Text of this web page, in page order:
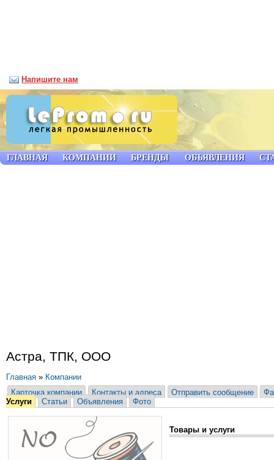
Астра, ТПК, ООО
Главная » Компании
Карточка компании
Контакты и адреса Отправить сообщение
Услуги
Статьи Объявления Фото
Товары и услуги
ГЛАВНАЯ КОМПАНИИ БРЕНДЫ ОБЪЯВЛЕНИЯ
Напишите нам